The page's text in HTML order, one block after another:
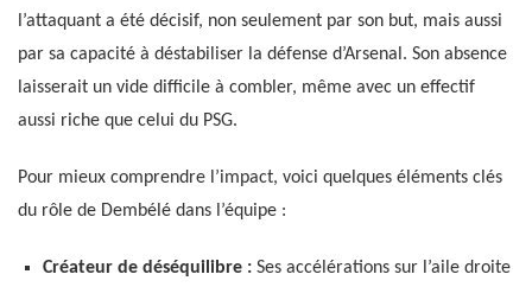
l’attaquant a été décisif, non seulement par son but, mais aussi
par sa capacité à déstabiliser la défense d’Arsenal. Son absence
laisserait un vide difficile à combler, même avec un effectif
aussi riche que celui du PSG.
Pour mieux comprendre l’impact, voici quelques éléments clés
du rôle de Dembélé dans l’équipe :
Créateur de déséquilibre :Ses accélérations sur l’aile droite